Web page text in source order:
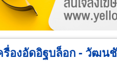
รื่องอัดอิฐบล็อก - วัฒน